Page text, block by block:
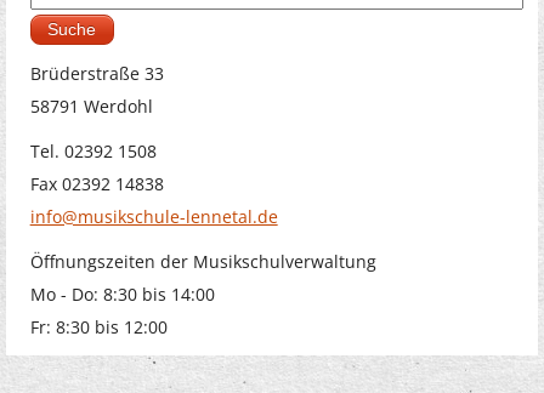
Suchformular
Brüderstraße 33
58791 Werdohl
Tel. 02392 1508
Fax 02392 14838
info@musikschule-lennetal.de
Öffnungszeiten der Musikschulverwaltung
Mo - Do: 8:30 bis 14:00
Fr: 8:30 bis 12:00